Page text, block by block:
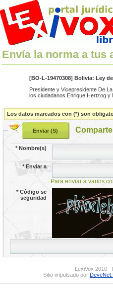
Envía la norma a tus
[BO-L-19470308] Bolivia: Ley
Presidente y Vicepresidente De
los ciudadanos Enrique Hertzog y
Los datos marcados con (*) son
*Nombre(s)
*Enviar a
Para enviar a varios
*Código se
seguridad
LexiVox 2010 -
Sitio impulsado por